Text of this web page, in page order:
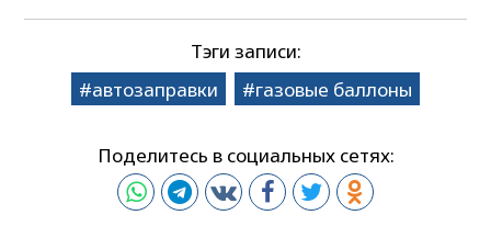
Тэги записи:
автозаправки
газовые баллоны
Поделитесь в социальных сетях: